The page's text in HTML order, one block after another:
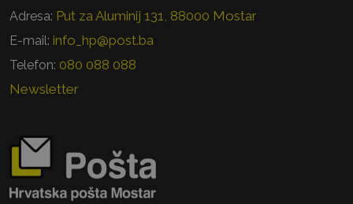
Adresa: Put za Aluminij 131, 88000 Mostar
E-mail: info_hp@post.ba
Telefon: 080 088 088
Newsletter